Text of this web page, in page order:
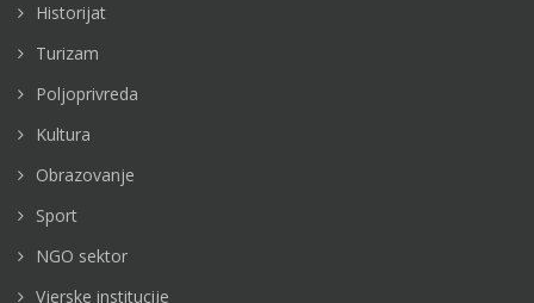
Historijat
Turizam
Poljoprivreda
Kultura
Obrazovanje
Sport
NGO sektor
Vjerske institucije